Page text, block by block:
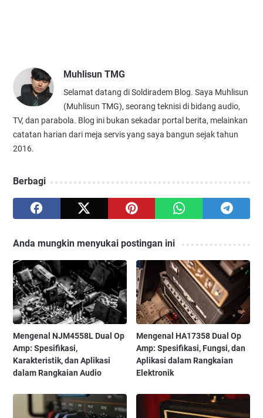
Muhlisun TMG
Selamat datang di Soldiradem Blog. Saya Muhlisun
(Muhlisun TMG), seorang teknisi di bidang audio,
TV, dan parabola. Blog ini bukan sekadar portal berita, melainkan
catatan harian dari meja servis yang saya bangun sejak tahun
2016.
Berbagi
Anda mungkin menyukai postingan ini
Mengenal NJM4558L Dual Op
Amp: Spesifikasi,
Karakteristik, dan Aplikasi
dalam Rangkaian Audio
Mengenal HA17358 Dual Op
Amp: Spesifikasi, Fungsi, dan
Aplikasi dalam Rangkaian
Elektronik